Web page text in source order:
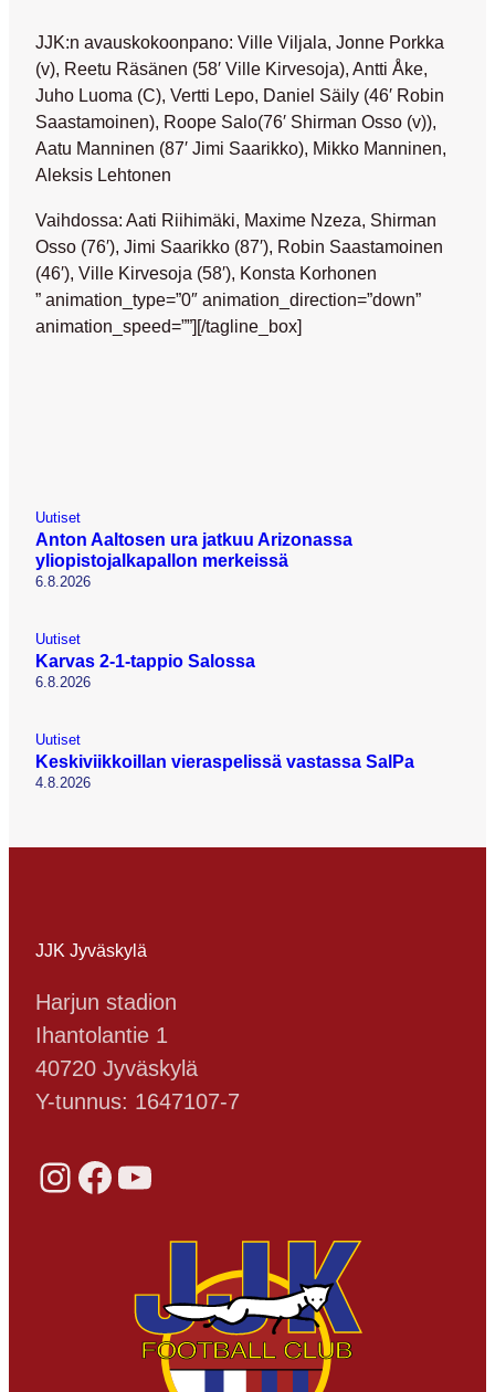
JJK:n avauskokoonpano: Ville Viljala, Jonne Porkka
(v), Reetu Räsänen (58′ Ville Kirvesoja), Antti Åke,
Juho Luoma (C), Vertti Lepo, Daniel Säily (46′ Robin
Saastamoinen), Roope Salo(76′ Shirman Osso (v)),
Aatu Manninen (87′ Jimi Saarikko), Mikko Manninen,
Aleksis Lehtonen
Vaihdossa: Aati Riihimäki, Maxime Nzeza, Shirman
Osso (76′), Jimi Saarikko (87′), Robin Saastamoinen
(46′), Ville Kirvesoja (58′), Konsta Korhonen
” animation_type=”0″ animation_direction=”down”
animation_speed=””][/tagline_box]
Uutiset
Anton Aaltosen ura jatkuu Arizonassa
yliopistojalkapallon merkeissä
6.8.2026
Uutiset
Karvas 2-1-tappio Salossa
6.8.2026
Uutiset
Keskiviikkoillan vieraspelissä vastassa SalPa
4.8.2026
JJK Jyväskylä
Harjun stadion
Ihantolantie 1
40720 Jyväskylä
Y-tunnus: 1647107-7
Instagram Facebook YouTube